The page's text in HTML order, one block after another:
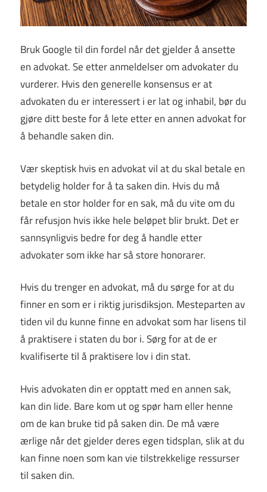
Bruk Google til din fordel når det gjelder å ansette
en advokat. Se etter anmeldelser om advokater du
vurderer. Hvis den generelle konsensus er at
advokaten du er interessert i er lat og inhabil, bør du
gjøre ditt beste for å lete etter en annen advokat for
å behandle saken din.
Vær skeptisk hvis en advokat vil at du skal betale en
betydelig holder for å ta saken din. Hvis du må
betale en stor holder for en sak, må du vite om du
får refusjon hvis ikke hele beløpet blir brukt. Det er
sannsynligvis bedre for deg å handle etter
advokater som ikke har så store honorarer.
Hvis du trenger en advokat, må du sørge for at du
finner en som er i riktig jurisdiksjon. Mesteparten av
tiden vil du kunne finne en advokat som har lisens til
å praktisere i staten du bor i. Sørg for at de er
kvalifiserte til å praktisere lov i din stat.
Hvis advokaten din er opptatt med en annen sak,
kan din lide. Bare kom ut og spør ham eller henne
om de kan bruke tid på saken din. De må være
ærlige når det gjelder deres egen tidsplan, slik at du
kan finne noen som kan vie tilstrekkelige ressurser
til saken din.